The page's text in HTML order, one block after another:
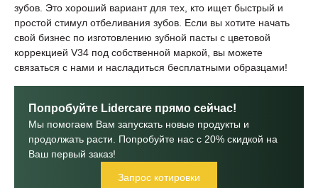
зубов. Это хороший вариант для тех, кто ищет быстрый и
простой стимул отбеливания зубов. Если вы хотите начать
свой бизнес по изготовлению зубной пасты с цветовой
коррекцией V34 под собственной маркой, вы можете
связаться с нами и насладиться бесплатными образцами!
Попробуйте Lidercare прямо сейчас!
Мы помогаем Вам запускать новые продукты и
продолжать расти. Попробуйте нас с 20% скидкой на
Ваш первый заказ!
Запрос котировки